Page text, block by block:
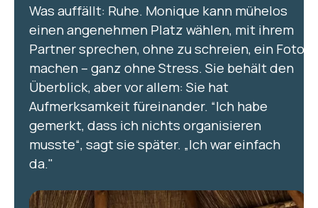
Was auffällt: Ruhe. Monique kann mühelos
einen angenehmen Platz wählen, mit ihrem
Partner sprechen, ohne zu schreien, ein Foto
machen – ganz ohne Stress. Sie behält den
Überblick, aber vor allem: Sie hat
Aufmerksamkeit füreinander. “Ich habe
gemerkt, dass ich nichts organisieren
musste“, sagt sie später. „Ich war einfach
da."